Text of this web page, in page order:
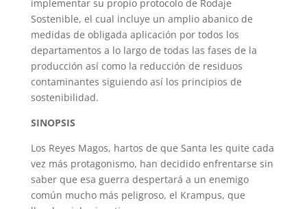
implementar su propio protocolo de Rodaje
Sostenible, el cual incluye un amplio abanico de
medidas de obligada aplicación por todos los
departamentos a lo largo de todas las fases de la
producción así como la reducción de residuos
contaminantes siguiendo así los principios de
sostenibilidad.
SINOPSIS
Los Reyes Magos, hartos de que Santa les quite cada
vez más protagonismo, han decidido enfrentarse sin
saber que esa guerra despertará a un enemigo
común mucho más peligroso, el Krampus, que